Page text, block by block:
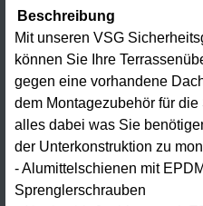
Vorbau
Stegplatten
/
Glas
Holz
/
Alu
Beschreibung
Mit unseren VSG
können Sie Ihre
gegen eine vorhandene
dem Montagezubehör für
alles dabei was Sie
der Unterkonstruktion zu
- Alumittelschienen mit
Sprenglerschrauben